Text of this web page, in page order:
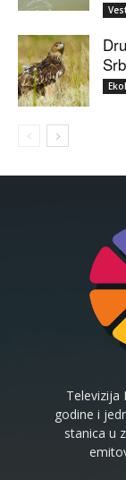
Televizija
godine i
stanica u